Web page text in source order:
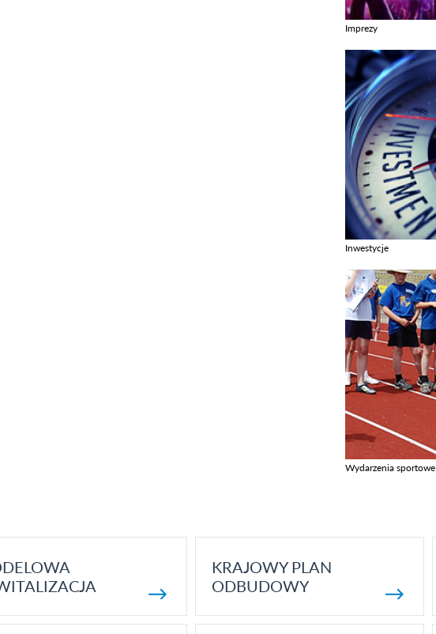
Imprezy
Inwestycje
Wydarzenia sportowe
KRAJOWY PLAN
ODBUDOWY